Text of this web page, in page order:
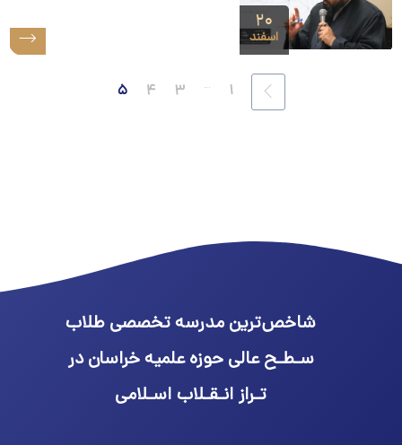
۲۰
اسفند
۱ ۴ ۵
شاخص‌ترین مدرسه تخصصی طلاب
سـطـح عالی حوزه علمیه خراسان در
تـراز انـقـلاب اسـلامی